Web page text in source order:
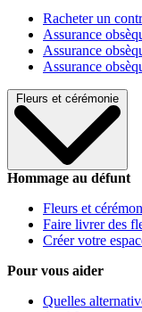
Racheter un
Assurance
Assurance
Assurance
Fleurs et cérémonie
Hommage au défunt
Fleurs et
Faire livrer des
Créer votre
Pour vous aider
Quelles